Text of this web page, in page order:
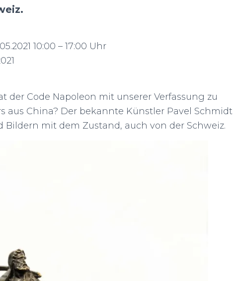
10:00 – 17:00 Uhr
der Code Napoleon mit unserer Verfassung zu
aus China? Der bekannte Künstler Pavel Schmidt
mit dem Zustand, auch von der Schweiz.